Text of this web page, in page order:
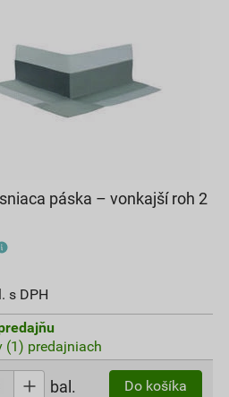
páska – vonkajší roh 2
s DPH
(1) predajniach
bal. Do košíka